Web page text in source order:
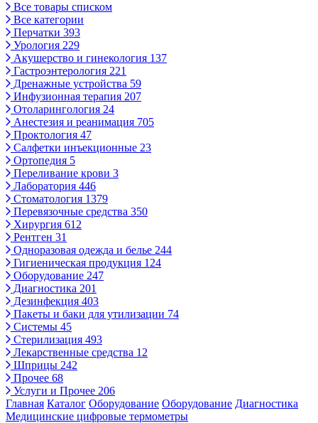
Все товары списком
Все категории
Перчатки 393
Урология 229
Акушерство и гинекология 137
Гастроэнтерология 221
Дренажные устройства 59
Инфузионная терапия 207
Отоларингология 24
Анестезия и реанимация 705
Проктология 47
Салфетки инъекционные 23
Ортопедия 5
Переливание крови 3
Лаборатория 446
Стоматология 1379
Перевязочные средства 350
Хирургия 612
Рентген 31
Одноразовая одежда и белье 244
Гигиеническая продукция 124
Оборудование 247
Диагностика 201
Дезинфекция 403
Пакеты и баки для утилизации 74
Системы 45
Стерилизация 493
Лекарственные средства 12
Шприцы 242
Прочее 68
Услуги и Прочее 206
Главная Каталог Оборудование Оборудование Диагностика
Медицинские цифровые термометры